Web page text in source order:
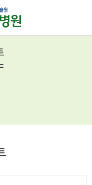
도농업기술원
버식물병원